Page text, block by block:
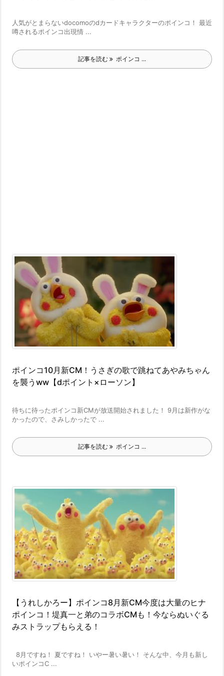
人気がとまらないdocomoのdカードキャラクターのポインコ！ 最近
噂されるポインコ出現情 ...
記事を読む ポインコ ...
ポインコ10月新CM！うさぎの歌で跳ねてあやみちゃん
を襲うww【dポイント×ローソン】
待ちに待ったポインコ新CMが放送開始されました！ 9月は新作がな
かったので、さみしかったで ...
記事を読む ポインコ ...
【うれしかろー】ポインコ8月新CM今度は大量のヒナ
ポインコ！堤真一と弟のコラボCMも！今ならぬいぐる
みストラップもらえる！
8月ですね！ 夏ですね！ いやー暑い暑い！ そんな中、今月も新し
いポインコC ...